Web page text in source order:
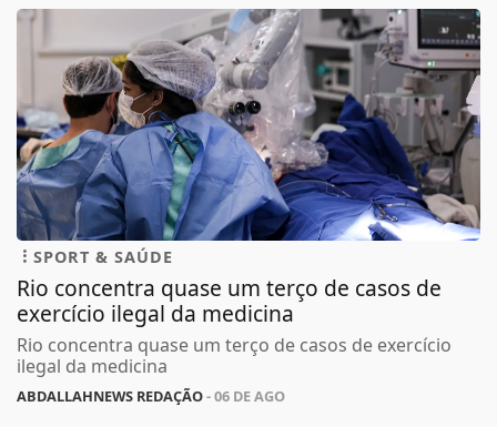
SPORT & SAÚDE
Rio concentra quase um terço de casos de
exercício ilegal da medicina
Rio concentra quase um terço de casos de exercício
ilegal da medicina
ABDALLAHNEWS REDAÇÃO- 06 DE AGO